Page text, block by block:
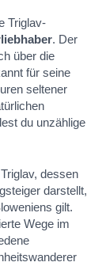
Triglav-
. Der
über die
für seine
seltener
du unzählige
dessen
darstellt,
gilt.
Wege im